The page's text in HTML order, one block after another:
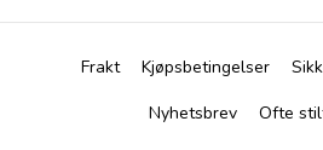
Frakt Kjøpsbetingelser
Nyhetsbrev
Ofte